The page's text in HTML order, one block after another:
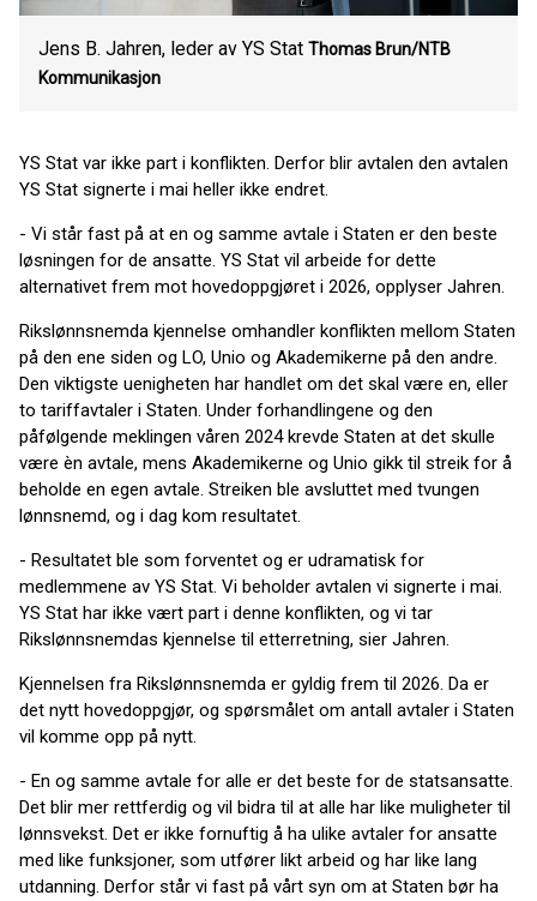
Jens B. Jahren, leder av YS Stat Thomas Brun/NTB
Kommunikasjon
YS Stat var ikke part i konflikten. Derfor blir avtalen den avtalen
YS Stat signerte i mai heller ikke endret.
- Vi står fast på at en og samme avtale i Staten er den beste
løsningen for de ansatte. YS Stat vil arbeide for dette
alternativet frem mot hovedoppgjøret i 2026, opplyser Jahren.
Rikslønnsnemda kjennelse omhandler konflikten mellom Staten
på den ene siden og LO, Unio og Akademikerne på den andre.
Den viktigste uenigheten har handlet om det skal være en, eller
to tariffavtaler i Staten. Under forhandlingene og den
påfølgende meklingen våren 2024 krevde Staten at det skulle
være èn avtale, mens Akademikerne og Unio gikk til streik for å
beholde en egen avtale. Streiken ble avsluttet med tvungen
lønnsnemd, og i dag kom resultatet.
- Resultatet ble som forventet og er udramatisk for
medlemmene av YS Stat. Vi beholder avtalen vi signerte i mai.
YS Stat har ikke vært part i denne konflikten, og vi tar
Rikslønnsnemdas kjennelse til etterretning, sier Jahren.
Kjennelsen fra Rikslønnsnemda er gyldig frem til 2026. Da er
det nytt hovedoppgjør, og spørsmålet om antall avtaler i Staten
vil komme opp på nytt.
- En og samme avtale for alle er det beste for de statsansatte.
Det blir mer rettferdig og vil bidra til at alle har like muligheter til
lønnsvekst. Det er ikke fornuftig å ha ulike avtaler for ansatte
med like funksjoner, som utfører likt arbeid og har like lang
utdanning. Derfor står vi fast på vårt syn om at Staten bør ha